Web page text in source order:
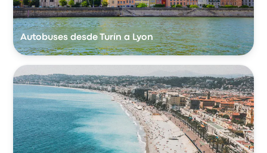
Autobuses desde Turín a Lyon